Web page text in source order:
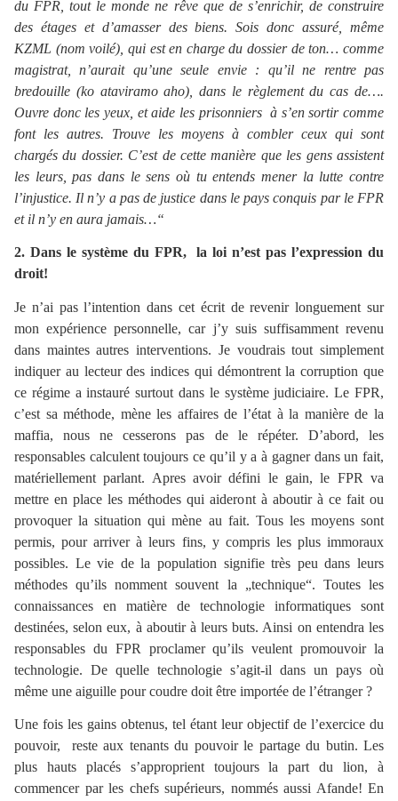
du FPR, tout le monde ne rêve que de s’enrichir, de construire
des étages et d’amasser des biens. Sois donc assuré, même
KZML (nom voilé), qui est en charge du dossier de ton… comme
magistrat, n’aurait qu’une seule envie : qu’il ne rentre pas
bredouille (ko ataviramo aho), dans le règlement du cas de….
Ouvre donc les yeux, et aide les prisonniers à s’en sortir comme
font les autres. Trouve les moyens à combler ceux qui sont
chargés du dossier. C’est de cette manière que les gens assistent
les leurs, pas dans le sens où tu entends mener la lutte contre
l’injustice. Il n’y a pas de justice dans le pays conquis par le FPR
et il n’y en aura jamais…“
2. Dans le système du FPR, la loi n’est pas l’expression du
droit!
Je n’ai pas l’intention dans cet écrit de revenir longuement sur
mon expérience personnelle, car j’y suis suffisamment revenu
dans maintes autres interventions. Je voudrais tout simplement
indiquer au lecteur des indices qui démontrent la corruption que
ce régime a instauré surtout dans le système judiciaire. Le FPR,
c’est sa méthode, mène les affaires de l’état à la manière de la
maffia, nous ne cesserons pas de le répéter. D’abord, les
responsables calculent toujours ce qu’il y a à gagner dans un fait,
matériellement parlant. Apres avoir défini le gain, le FPR va
mettre en place les méthodes qui aideront à aboutir à ce fait ou
provoquer la situation qui mène au fait. Tous les moyens sont
permis, pour arriver à leurs fins, y compris les plus immoraux
possibles. Le vie de la population signifie très peu dans leurs
méthodes qu’ils nomment souvent la „technique“. Toutes les
connaissances en matière de technologie informatiques sont
destinées, selon eux, à aboutir à leurs buts. Ainsi on entendra les
responsables du FPR proclamer qu’ils veulent promouvoir la
technologie. De quelle technologie s’agit-il dans un pays où
même une aiguille pour coudre doit être importée de l’étranger ?
Une fois les gains obtenus, tel étant leur objectif de l’exercice du
pouvoir, reste aux tenants du pouvoir le partage du butin. Les
plus hauts placés s’approprient toujours la part du lion, à
commencer par les chefs supérieurs, nommés aussi Afande! En